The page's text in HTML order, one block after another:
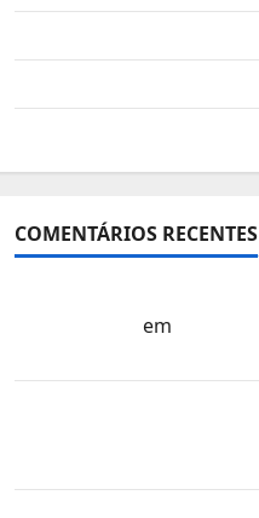
COMENTÁRIOS RECENTES
em